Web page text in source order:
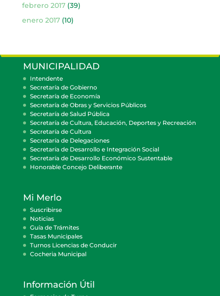
febrero 2017(39)
enero 2017(10)
MUNICIPALIDAD
Intendente
Secretaría de Gobierno
Secretaría de Economía
Secretaría de Obras y Servicios Públicos
Secretaría de Salud Pública
Secretaría de Cultura, Educación, Deportes y Recreación
Secretaría de Cultura
Secretaría de Delegaciones
Secretaría de Desarrollo e Integración Social
Secretaría de Desarrollo Económico Sustentable
Honorable Concejo Deliberante
Mi Merlo
Suscribirse
Noticias
Guía de Trámites
Tasas Municipales
Turnos Licencias de Conducir
Cocheria Municipal
Información Útil